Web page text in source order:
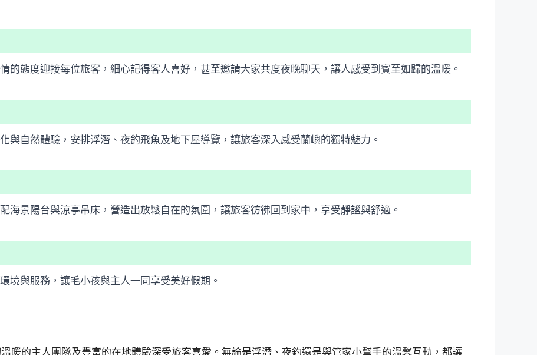
的態度迎接每位旅客，細心記得客人喜好，甚至邀請大家共度夜晚聊天，讓人感受到賓至如歸的溫暖。
與自然體驗，安排浮潛、夜釣飛魚及地下屋導覽，讓旅客深入感受蘭嶼的獨特魅力。
海景陽台與涼亭吊床，營造出放鬆自在的氛圍，讓旅客彷彿回到家中，享受靜謐與舒適。
境與服務，讓毛小孩與主人一同享受美好假期。
暖的主人團隊及豐富的在地體驗深受旅客喜愛。無論是浮潛、夜釣還是與管家小幫手的溫馨互動，都讓